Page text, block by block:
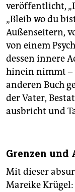
veröffentlicht,
„Bleib wo du
Außenseitern,
von einem
dessen innere
hinein nimmt –
anderen Buch
der Vater,
ausbricht und
Grenzen und
Mit dieser
Mareike